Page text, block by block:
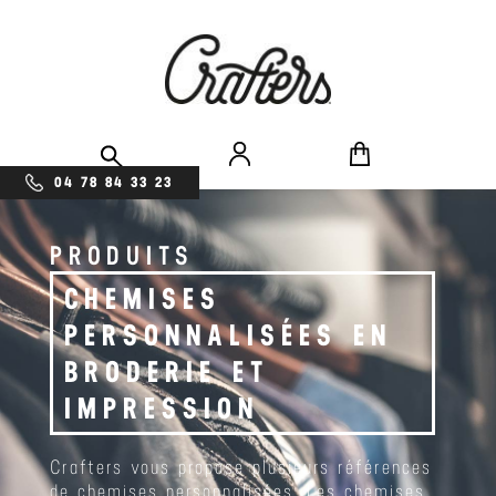
04 78 84 33 23
PRODUITS
CHEMISES
PERSONNALISÉES EN
BRODERIE ET
IMPRESSION
Crafters vous propose plusieurs références